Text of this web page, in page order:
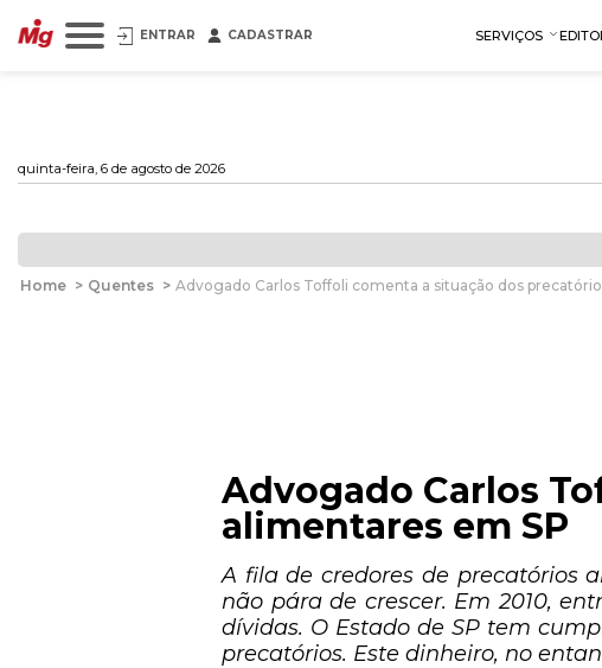
ENTRAR CADASTRAR SERVIÇOS
quinta-feira, 6 de agosto de 2026
Home > Quentes > Advogado Carlos Toffoli comenta a situação dos
Advogado Carlos
alimentares em SP
A fila de credores de precatórios
não pára de crescer. Em 2010,
dívidas. O Estado de SP tem
precatórios. Este dinheiro, no